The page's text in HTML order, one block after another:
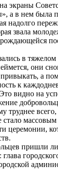
экраны
а в нем была
надолго
звала
в
они
а
к
видно на
труднее
церемонии,
пришли